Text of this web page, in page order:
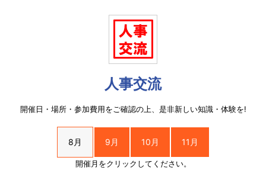
人事交流
開催日・場所・参加費用をご確認の上、是非新しい知識・体験を!
8月 9月 10月 11月
開催月をクリックしてください。